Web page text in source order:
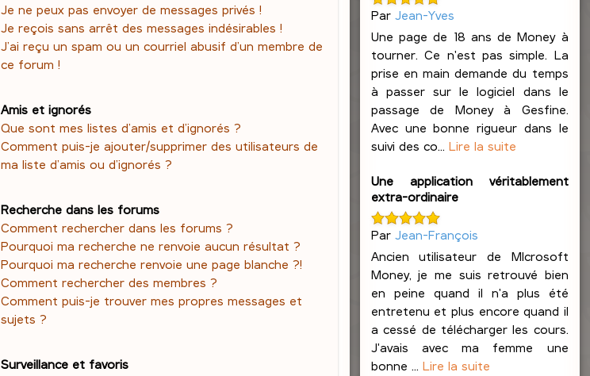
Je ne peux pas envoyer de messages privés !
Je reçois sans arrêt des messages indésirables !
J’ai reçu un spam ou un courriel abusif d’un membre de
ce forum !
Amis et ignorés
Que sont mes listes d’amis et d’ignorés ?
Comment puis-je ajouter/supprimer des utilisateurs de
ma liste d’amis ou d’ignorés ?
Recherche dans les forums
Comment rechercher dans les forums ?
Pourquoi ma recherche ne renvoie aucun résultat ?
Pourquoi ma recherche renvoie une page blanche ?!
Comment rechercher des membres ?
Comment puis-je trouver mes propres messages et
sujets ?
Surveillance et favoris
Par Jean-Yves
Une page de 18 ans de Money à
tourner. Ce n'est pas simple. La
prise en main demande du temps
à passer sur le logiciel dans le
passage de Money à Gesfine.
Avec une bonne rigueur dans le
suivi des co... Lire la suite
Une application véritablement
extra-ordinaire
Par Jean-François
Ancien utilisateur de MIcrosoft
Money, je me suis retrouvé bien
en peine quand il n'a plus été
entretenu et plus encore quand il
a cessé de télécharger les cours.
J'avais avec ma femme une
bonne ... Lire la suite